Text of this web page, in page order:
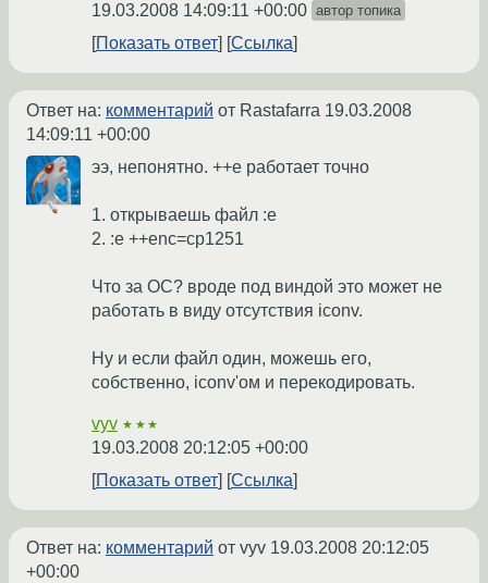
19.03.2008 14:09:11 +00:00 автор топика
Показать ответ Ссылка
Ответ на: комментарий от Rastafarra 19.03.2008
14:09:11 +00:00
ээ, непонятно. ++e работает точно
1. открываешь файл :e
2. :e ++enc=cp1251
Что за ОС? вроде под виндой это может не
работать в виду отсутствия iconv.
Ну и если файл один, можешь его,
собственно, iconv'ом и перекодировать.
vyv ★★★
19.03.2008 20:12:05 +00:00
Показать ответ
Ссылка
Ответ на: комментарий от vyv 19.03.2008 20:12:05
+00:00